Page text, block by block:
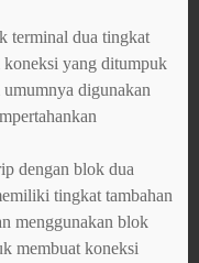
terminal dua tingkat
yang ditumpuk
umumnya digunakan
dengan blok dua
tingkat tambahan
menggunakan blok
membuat koneksi